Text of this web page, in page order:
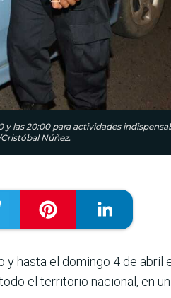
y las 20:00 para actividades
Núñez.
y hasta el domingo 4 de
el territorio nacional, en